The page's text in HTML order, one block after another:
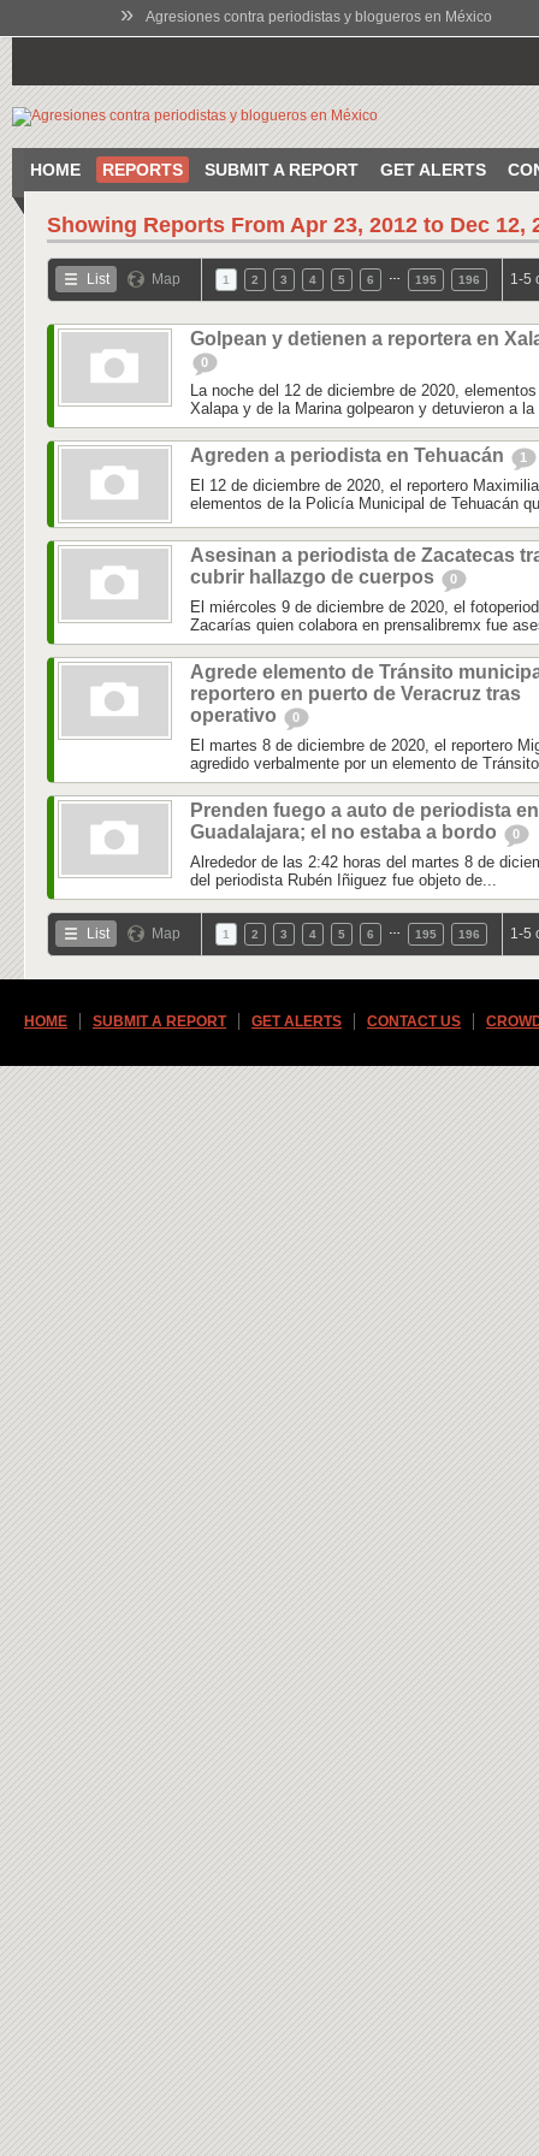
» Agresiones contra periodistas y blogueros en México
HOME REPORTS SUBMIT A REPORT GET ALERTS
Showing Reports From Apr 23, 2012 to Dec 12,
List Map 1 2 3 4 5 6 195 196 1-5
Golpean y detienen a reportera en
0
La noche del 12 de diciembre de 2020,
Xalapa y de la Marina golpearon y detuvieron a la
Agreden a periodista en Tehuacán 1
El 12 de diciembre de 2020, el reportero
elementos de la Policía Municipal de Tehuacán
Asesinan a periodista de Zacatecas
cubrir hallazgo de cuerpos
0
El miércoles 9 de diciembre de 2020, el
Zacarías quien colabora en prensalibremx fue
Agrede elemento de Tránsito
reportero en puerto de Veracruz tras
operativo
0
El martes 8 de diciembre de 2020, el reportero
agredido verbalmente por un elemento de
Prenden fuego a auto de periodista en
Guadalajara; el no estaba a bordo
0
Alrededor de las 2:42 horas del martes 8 de
del periodista Rubén Iñiguez fue objeto de...
List Map 1 2 3 4 5 6 195 196 1-5
HOME SUBMIT A REPORT GET ALERTS CONTACT US